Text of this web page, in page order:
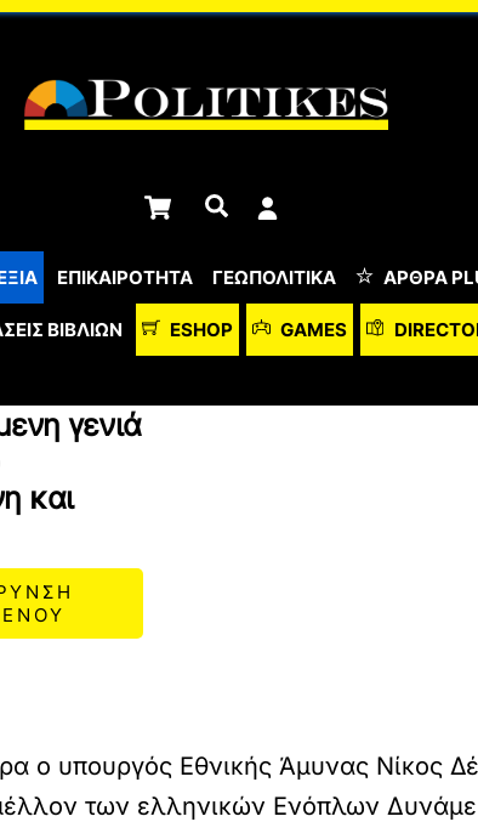
Cart Αναζήτηση
ΕΠΙΚΑΙΡΟΤΗΤΑ ΓΕΩΠΟΛΙΤΙΚΑ ΆΡΘΡΑ
ΒΙΒΛΊΩΝ ESHOP GAMES
γενιά
και
ο υπουργός Εθνικής Άμυνας Νίκος
των ελληνικών Ενόπλων